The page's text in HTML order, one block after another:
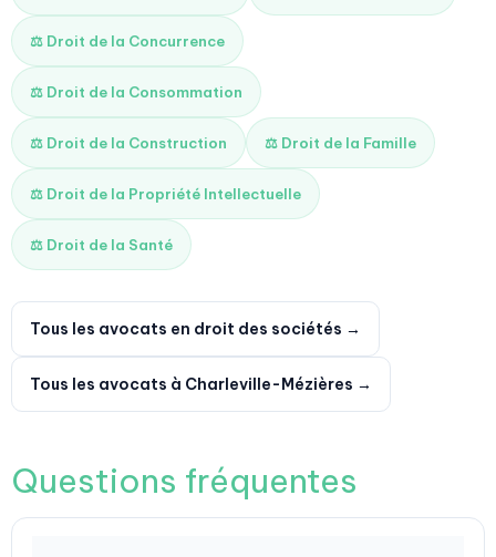
⚖️ Droit de la Concurrence
⚖️ Droit de la Consommation
⚖️ Droit de la Construction ⚖️ Droit de la Famille
⚖️ Droit de la Propriété Intellectuelle
⚖️ Droit de la Santé
Tous les avocats en droit des sociétés →
Tous les avocats à Charleville-Mézières →
Questions fréquentes